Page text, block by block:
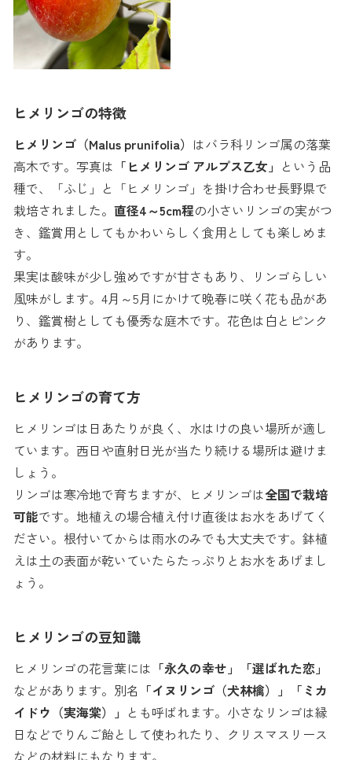
ヒメリンゴの特徴
ヒメリンゴ（Malus prunifolia） はバラ科リンゴ属の落葉
高木です。写真は 「ヒメリンゴ アルプス乙女」 という品
種で、「ふじ」と「ヒメリンゴ」を掛け合わせ長野県で
栽培されました。 直径4～5cm程の小さいリンゴの実がつ
き、鑑賞用としてもかわいらしく食用としても楽しめま
す。
果実は酸味が少し強めですが甘さもあり、リンゴらしい
風味がします。4月～5月にかけて晩春に咲く花も品があ
り、鑑賞樹としても優秀な庭木です。花色は白とピンク
があります。
ヒメリンゴの育て方
ヒメリンゴは日あたりが良く、水はけの良い場所が適し
ています。西日や直射日光が当たり続ける場所は避けま
しょう。
リンゴは寒冷地で育ちますが、ヒメリンゴは全国で栽培
可能です。地植えの場合植え付け直後はお水をあげてく
ださい。根付いてからは雨水のみでも大丈夫です。鉢植
えは土の表面が乾いていたらたっぷりとお水をあげまし
ょう。
ヒメリンゴの豆知識
ヒメリンゴの花言葉には 「永久の幸せ」「選ばれた恋」
などがあります。別名 「イヌリンゴ（犬林檎）」「ミカ
イドウ（実海棠）」 とも呼ばれます。小さなリンゴは縁
日などでりんご飴として使われたり、クリスマスリース